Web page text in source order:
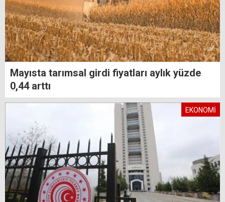
Mayısta tarımsal girdi fiyatları aylık yüzde
0,44 arttı
EKONOMİ